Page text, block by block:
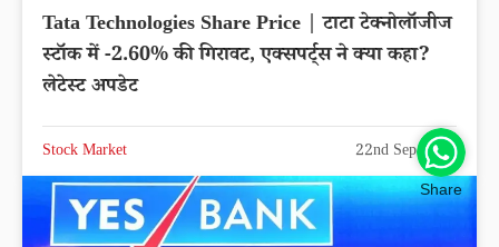
Tata Technologies Share Price | टाटा टेक्नोलॉजीज
स्टॉक में -2.60% की गिरावट, एक्सपर्ट्स ने क्या कहा?
लेटेस्ट अपडेट
Stock Market 22nd Sep 2025
Share